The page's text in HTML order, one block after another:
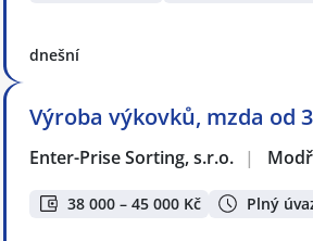
dnešní
Výroba výkovků, mzda od
Enter-Prise Sorting, s.r.o. |
38 000 – 45 000 Kč Plný